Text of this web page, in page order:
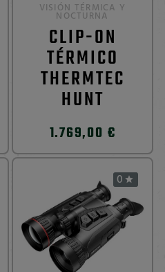
VISIÓN TÉRMICA Y
NOCTURNA
CLIP-ON
TÉRMICO
THERMTEC
HUNT
1.769,00 €
0 